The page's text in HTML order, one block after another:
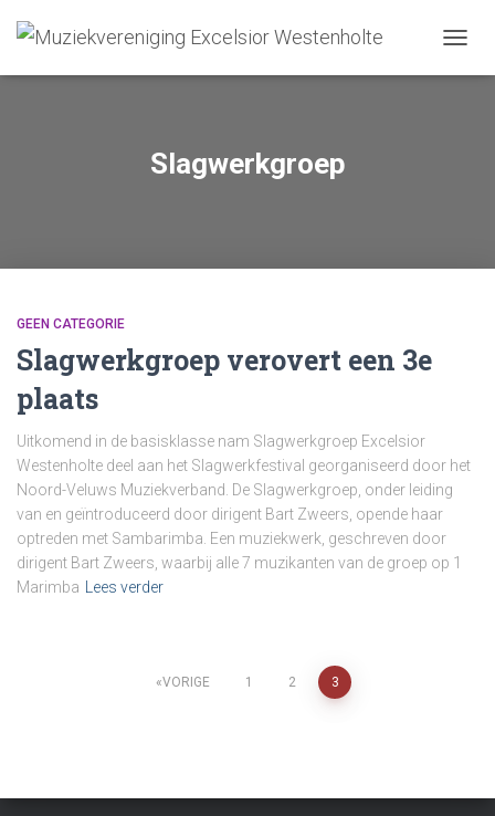
Slagwerkgroep
GEEN CATEGORIE
Slagwerkgroep verovert een 3e
plaats
Uitkomend in de basisklasse nam Slagwerkgroep Excelsior
Westenholte deel aan het Slagwerkfestival georganiseerd door het
Noord-Veluws Muziekverband. De Slagwerkgroep, onder leiding
van en geïntroduceerd door dirigent Bart Zweers, opende haar
optreden met Sambarimba. Een muziekwerk, geschreven door
dirigent Bart Zweers, waarbij alle 7 muzikanten van de groep op 1
Marimba
Lees verder
VORIGE 1 2 3